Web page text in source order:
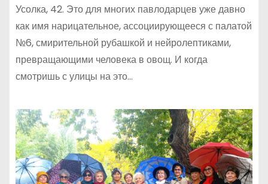
Усолка, 42. Это для многих павлодарцев уже давно
как имя нарицательное, ассоциирующееся с палатой
№6, смирительной рубашкой и нейролептиками,
превращающими человека в овощ. И когда
смотришь с улицы на это…